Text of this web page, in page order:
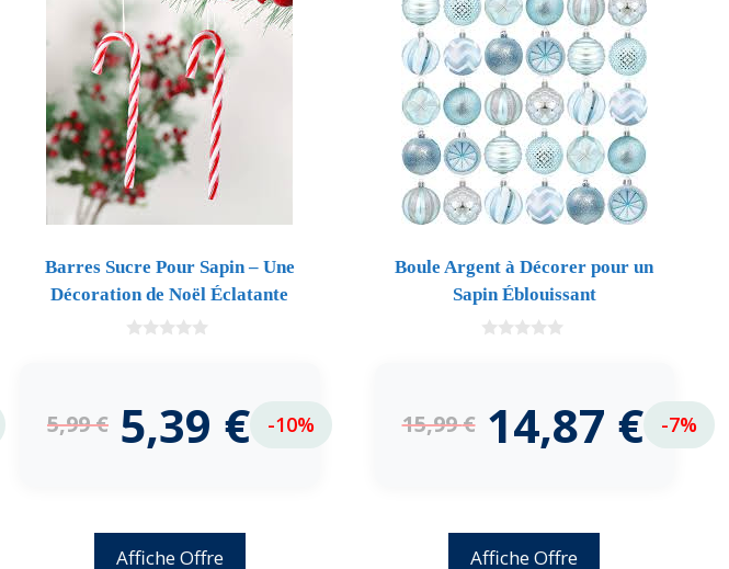
Barres Sucre Pour Sapin – Une
Décoration de Noël Éclatante
5,99€ 5,39 € -10%
Affiche Offre
Boule Argent à Décorer pour un
Sapin Éblouissant
15,99€ 14,87 € -7%
Affiche Offre